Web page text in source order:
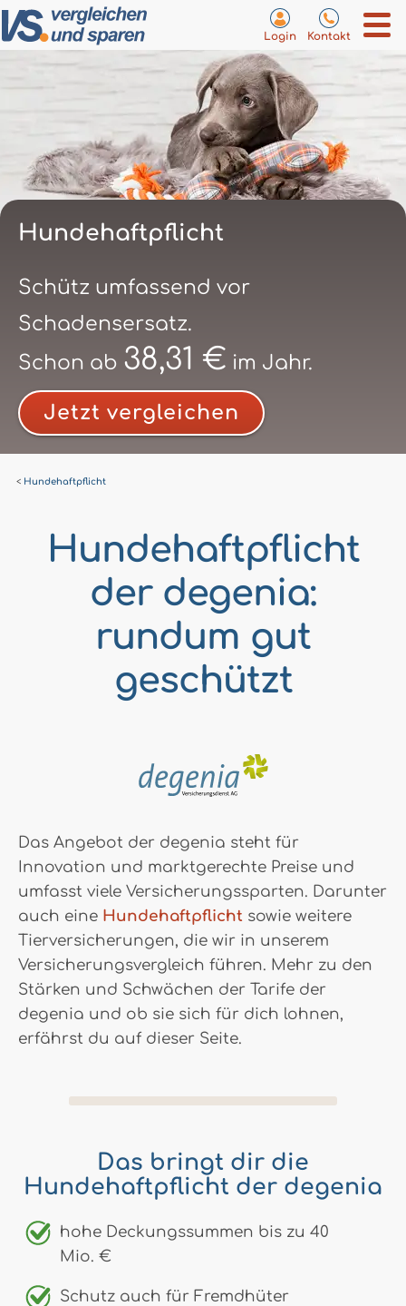
Login Kontakt
Hundehaftpflicht
Schütz umfassend vor
Schadensersatz.
Schon ab 38,31 € im Jahr.
Jetzt vergleichen
Hundehaftpflicht
Hundehaftpflicht
der degenia:
rundum gut
geschützt
Das Angebot der degenia steht für
Innovation und marktgerechte Preise und
umfasst viele Versicherungssparten. Darunter
auch eine Hundehaftpflicht sowie weitere
Tierversicherungen, die wir in unserem
Versicherungsvergleich führen. Mehr zu den
Stärken und Schwächen der Tarife der
degenia und ob sie sich für dich lohnen,
erfährst du auf dieser Seite.
Das bringt dir die
Hundehaftpflicht der degenia
hohe Deckungssummen bis zu 40
Mio. €
Schutz auch für Fremdhüter